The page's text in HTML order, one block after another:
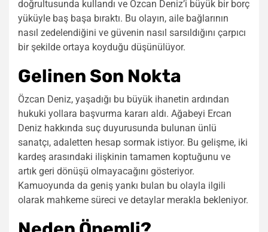
doğrultusunda kullandı ve Özcan Deniz’i büyük bir borç
yüküyle baş başa bıraktı. Bu olayın, aile bağlarının
nasıl zedelendiğini ve güvenin nasıl sarsıldığını çarpıcı
bir şekilde ortaya koyduğu düşünülüyor.
Gelinen Son Nokta
Özcan Deniz, yaşadığı bu büyük ihanetin ardından
hukuki yollara başvurma kararı aldı. Ağabeyi Ercan
Deniz hakkında suç duyurusunda bulunan ünlü
sanatçı, adaletten hesap sormak istiyor. Bu gelişme, iki
kardeş arasındaki ilişkinin tamamen koptuğunu ve
artık geri dönüşü olmayacağını gösteriyor.
Kamuoyunda da geniş yankı bulan bu olayla ilgili
olarak mahkeme süreci ve detaylar merakla bekleniyor.